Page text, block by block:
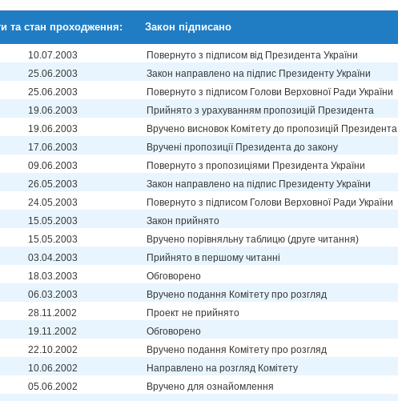
та стан проходження: Закон підписано
10.07.2003
Повернуто з підписом від Президента України
25.06.2003
Закон направлено на підпис Президенту України
25.06.2003
Повернуто з підписом Голови Верховної Ради України
19.06.2003
Прийнято з урахуванням пропозицій Президента
19.06.2003
Вручено висновок Комітету до пропозицій Президента
17.06.2003
Вручені пропозиції Президента до закону
09.06.2003
Повернуто з пропозиціями Президента України
26.05.2003
Закон направлено на підпис Президенту України
24.05.2003
Повернуто з підписом Голови Верховної Ради України
15.05.2003
Закон прийнято
15.05.2003
Вручено порівняльну таблицю (друге читання)
03.04.2003
Прийнято в першому читанні
18.03.2003
Обговорено
06.03.2003
Вручено подання Комітету про розгляд
28.11.2002
Проект не прийнято
19.11.2002
Обговорено
22.10.2002
Вручено подання Комітету про розгляд
10.06.2002
Направлено на розгляд Комітету
05.06.2002
Вручено для ознайомлення